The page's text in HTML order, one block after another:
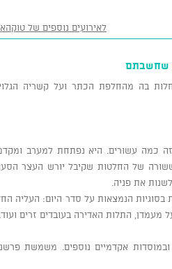
לאירועים נוספים של
שחשבתם
בה מהחלפת הכתר ועל קשריה
כמה עשורים. היא נפתחת למערב
של החלטות שקיבל יורש העצר
את פניה.
הנמצאות על סדר היום: העליה
מעמדן, התלות האדירה בעובדים זרים ועוד.
אקדמיים נוספים. משמשת